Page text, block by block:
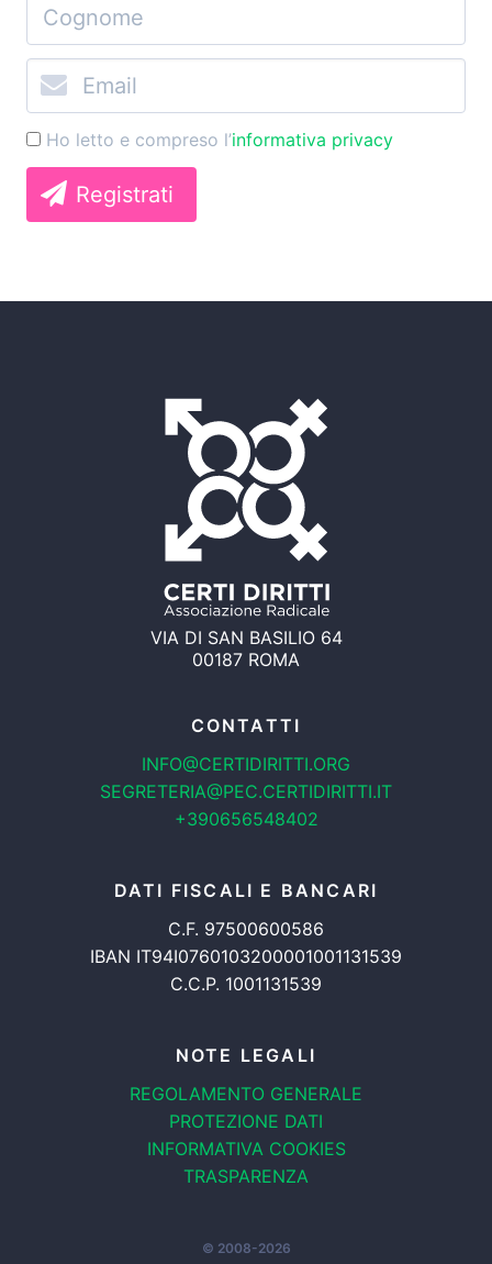
Ho letto e compreso l’informativa privacy
Registrati
VIA DI SAN BASILIO 64
00187 ROMA
CONTATTI
INFO@CERTIDIRITTI.ORG
SEGRETERIA@PEC.CERTIDIRITTI.IT
+390656548402
DATI FISCALI E BANCARI
C.F. 97500600586
IBAN IT94I0760103200001001131539
C.C.P. 1001131539
NOTE LEGALI
REGOLAMENTO GENERALE
PROTEZIONE DATI
INFORMATIVA COOKIES
TRASPARENZA
© 2008-2026